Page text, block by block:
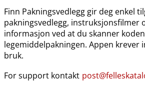
Finn Pakningsvedlegg gir deg enkel
pakningsvedlegg, instruksjonsfilmer
informasjon ved at du skanner
legemiddelpakningen. Appen krever
bruk.
For support kontakt